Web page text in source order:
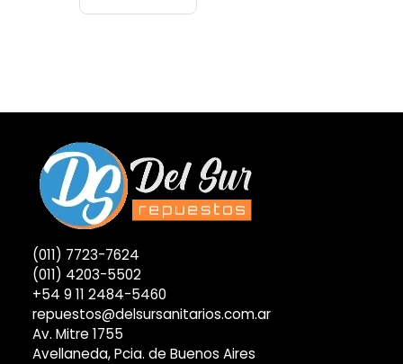
(011) 7723-7624
(011) 4203-5502
+54 9 11 2484-5460
repuestos@delsursanitarios.com.ar
Av. Mitre 1755
Avellaneda, Pcia. de Buenos Aires